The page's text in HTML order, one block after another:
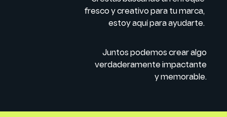
fresco y creativo para tu marca,
estoy aquí para ayudarte.
Juntos podemos crear algo
verdaderamente impactante
y memorable.